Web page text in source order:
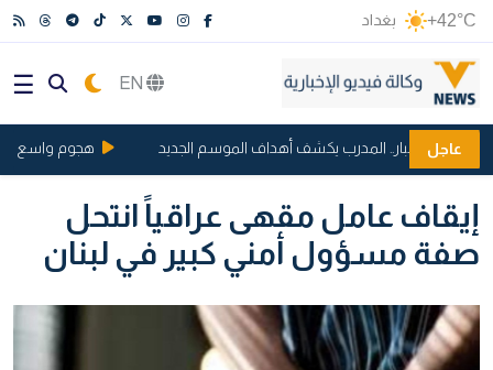
+42°C بغداد
عاجل
بين الكبار.. المدرب يكشف أهداف الموسم الجديد هجوم واسع بالمسيرات..
إيقاف عامل مقهى عراقياً انتحل
صفة مسؤول أمني كبير في لبنان